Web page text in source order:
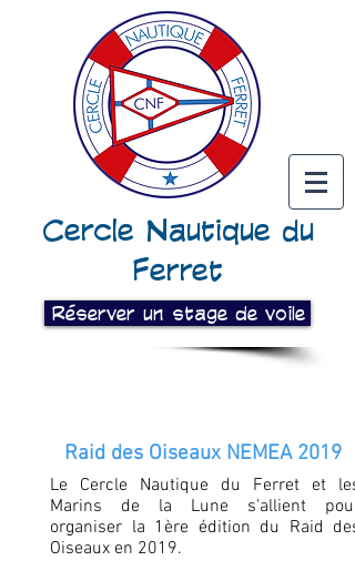
Cercle Nautique du
Ferret
Réserver un stage de voile
Raid des Oiseaux NEMEA 2019
Le Cercle Nautique du Ferret et les
Marins de la Lune s'allient pour
organiser la 1ère édition du Raid des
Oiseaux en 2019.